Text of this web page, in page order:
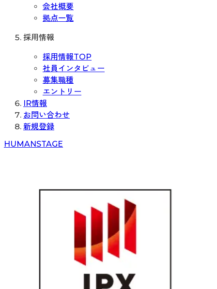
会社概要
拠点一覧
採用情報
採用情報TOP
社員インタビュー
募集職種
エントリー
IR情報
お問い合わせ
新規登録
HUMANSTAGE